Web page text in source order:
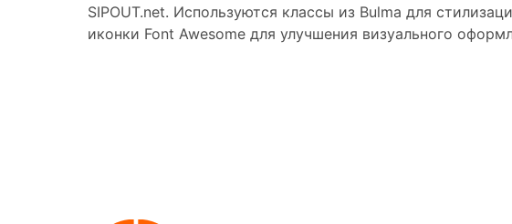
SIPOUT.net. Используются классы из Bulma для
иконки Font Awesome для улучшения визуального